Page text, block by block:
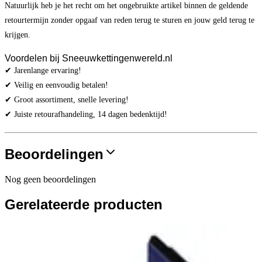
Natuurlijk heb je het recht om het ongebruikte artikel binnen de geldende
retourtermijn zonder opgaaf van reden terug te sturen en jouw geld terug te
krijgen.
Voordelen bij Sneeuwkettingenwereld.nl
✔ Jarenlange ervaring!
✔ Veilig en eenvoudig betalen!
✔ Groot assortiment, snelle levering!
✔ Juiste retourafhandeling, 14 dagen bedenktijd!
Beoordelingen
Nog geen beoordelingen
Gerelateerde producten